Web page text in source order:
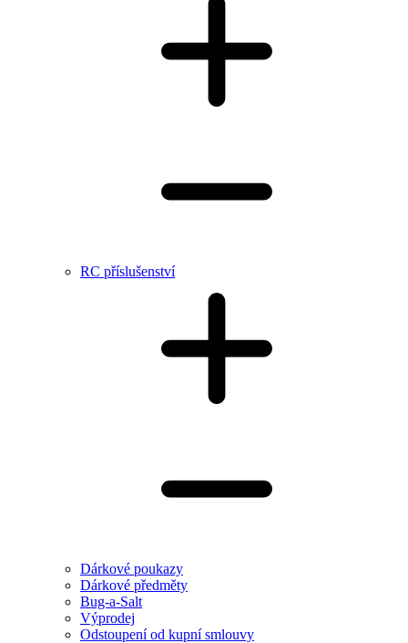
RC příslušenství
Dárkové poukazy
Dárkové předměty
Bug-a-Salt
Výprodej
Odstoupení od kupní smlouvy